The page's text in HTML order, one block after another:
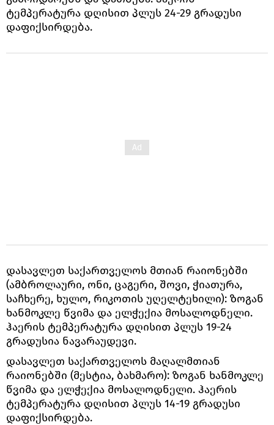
ტემპერატურა დღისით პლუს 24-29 გრადუსი
დაფიქსირდება.
დასავლეთ საქართველოს მთიან რაიონებში
(ამბროლაური, ონი, ცაგერი, შოვი, ჭიათურა,
საჩხერე, ხულო, რიკოთის უღელტეხილი): ზოგან
ხანმოკლე წვიმა და ელჭექია მოსალოდნელი.
ჰაერის ტემპერატურა დღისით პლუს 19-24
გრადუსია ნავარაუდევი.
დასავლეთ საქართველოს მაღალმთიან
რაიონებში (მესტია, ბახმარო): ზოგან ხანმოკლე
წვიმა და ელჭექია მოსალოდნელი. ჰაერის
ტემპერატურა დღისით პლუს 14-19 გრადუსი
დაფიქსირდება.